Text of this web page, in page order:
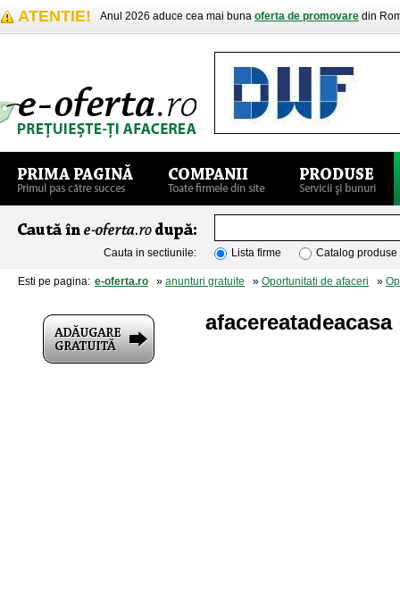
ATENTIE! Anul 2026 aduce cea mai buna oferta de promovare din
Cauta in sectiunile: Lista firme Catalog produse
Esti pe pagina: e-oferta.ro » anunturi gratuite » Oportunitati de afaceri »
afacereatadeacasa